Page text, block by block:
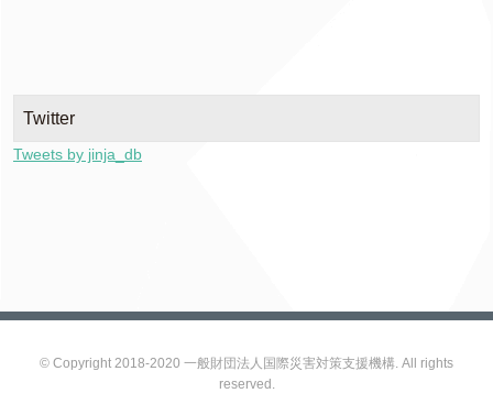
Twitter
Tweets by jinja_db
© Copyright 2018-2020 一般財団法人国際災害対策支援機構. All rights
reserved.